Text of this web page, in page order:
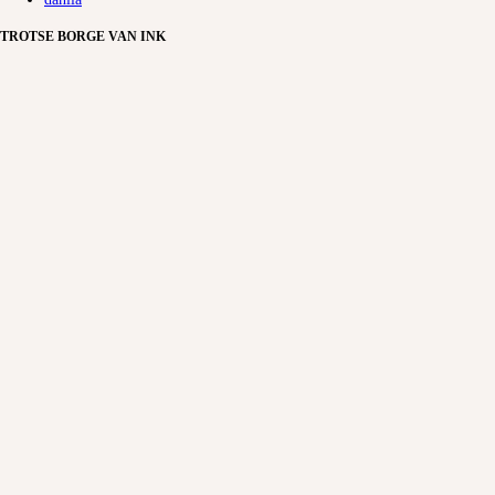
TROTSE BORGE VAN INK